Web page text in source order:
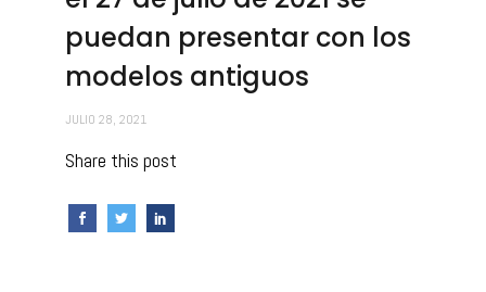
puedan presentar con los
modelos antiguos
JULIO 28, 2021
Share this post